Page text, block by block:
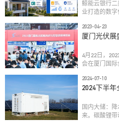
鲸能云银行
业打造的数
账，兼容多银
优势，助力光
华润、国家
部企业及全国
2023-04-23
厦门光伏展
4月22日，
会在厦门国
2024-07-10
2024下半
国内大储：
来。碳酸锂带